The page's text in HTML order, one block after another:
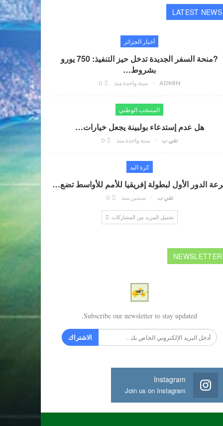
LATEST NEWS
أخبار الجزائر
?منحة السفر الجديدة تدخل حيز التنفيذ: 750 يورو
بشروط…
ADMIN سنة واحدة منذ
المنتخب الوطني
هل عدم إستدعاء بولبينة يجعل خيارات…
تقي ب سنة واحدة منذ
كرة اليد
الدور الأول لبطولة إفريقيا للأمم للأواسط تضع…
تقي ب سنتين منذ 0
تحميل المزيد من المشاركات
NEWSLETTER
Subscribe our newsletter to stay updated.
الاشتراك
Instagram
Join us on Instagram